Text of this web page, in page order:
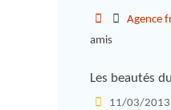
Agence
amis
Les beautés
11/03/2013